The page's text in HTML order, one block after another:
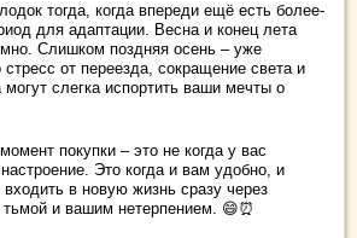
тогда, когда впереди ещё есть более-
для адаптации. Весна и конец лета
Слишком поздняя осень – уже
от переезда, сокращение света и
слегка испортить ваши мечты о
покупки – это не когда у вас
Это когда и вам удобно, и
входить в новую жизнь сразу через
и вашим нетерпением. 😄⏰